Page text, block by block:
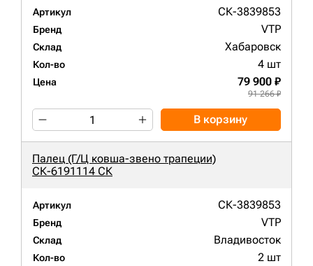
Артикул СК-3839853
Бренд VTP
Склад Хабаровск
Кол-во 4 шт
Цена 79 900 ₽
91 266 ₽
В корзину
Палец (Г/Ц ковша-звено трапеции)
СК-6191114 СК
Артикул СК-3839853
Бренд VTP
Склад Владивосток
Кол-во 2 шт